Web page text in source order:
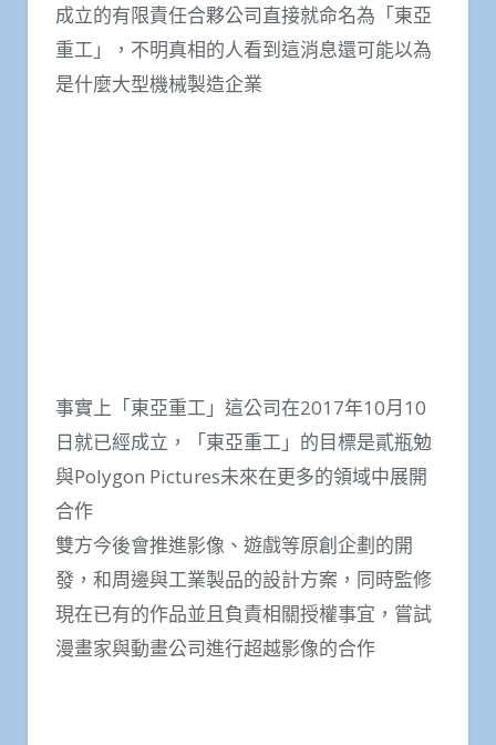
成立的有限責任合夥公司直接就命名為「東亞
重工」，不明真相的人看到這消息還可能以為
是什麼大型機械製造企業
事實上「東亞重工」這公司在2017年10月10
日就已經成立，「東亞重工」的目標是貳瓶勉
與Polygon Pictures未來在更多的領域中展開
合作
雙方今後會推進影像、遊戲等原創企劃的開
發，和周邊與工業製品的設計方案，同時監修
現在已有的作品並且負責相關授權事宜，嘗試
漫畫家與動畫公司進行超越影像的合作